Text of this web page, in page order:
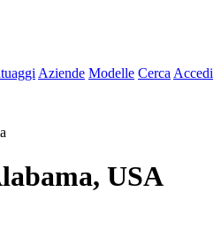
Aziende Modelle Cerca Accedi
USA